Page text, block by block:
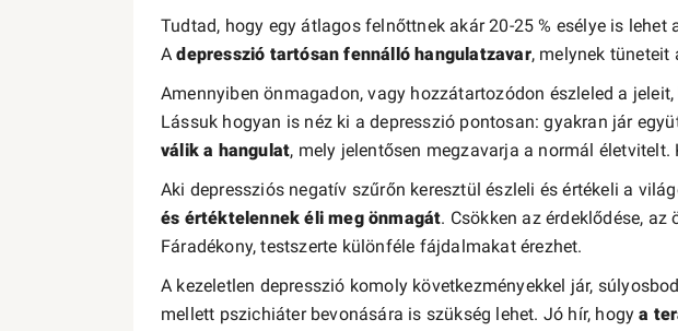
Tudtad, hogy egy átlagos felnőttnek akár 20-25 % esélye is
Adepresszió tartósan fennálló hangulatzavar, melynek tüneteit
Amennyiben önmagadon, vagy hozzátartozódon észleled a jeleit,
Lássuk hogyan is néz ki a depresszió pontosan: gyakran jár
válik a hangulat, mely jelentősen megzavarja a normál
Aki depressziós negatív szűrőn keresztül észleli és értékeli a
és értéktelennek éli meg önmagát. Csökken az érdeklődése,
Fáradékony, testszerte különféle fájdalmakat érezhet.
A kezeletlen depresszió komoly következményekkel jár,
mellett pszichiáter bevonására is szükség lehet. Jó hír, hogya